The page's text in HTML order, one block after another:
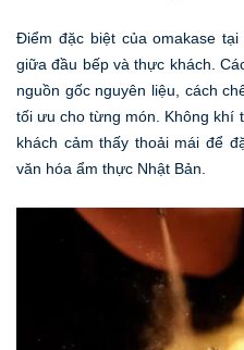
Điểm đặc biệt của omakase
giữa đầu bếp và thực khách.
nguồn gốc nguyên liệu, cách
tối ưu cho từng món. Không khí
khách cảm thấy thoải mái để
văn hóa ẩm thực Nhật Bản.